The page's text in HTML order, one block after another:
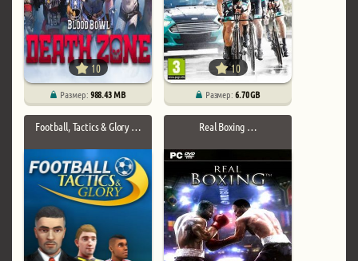
10
Размер:988.43 MB
10
Размер:6.70 GB
Football, Tactics & Glory … Real Boxing …